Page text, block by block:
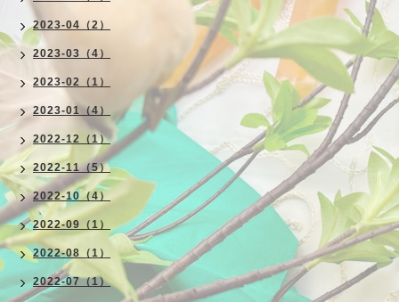
2023-04（2）
2023-03（4）
2023-02（1）
2023-01（4）
2022-12（1）
2022-11（5）
2022-10（4）
2022-09（1）
2022-08（1）
2022-07（1）